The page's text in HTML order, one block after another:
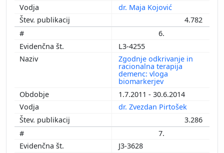
dr. Maja Kojović
4.782
6.
L3-4255
Zgodnje odkrivanje in
racionalna terapija
demenc: vloga
biomarkerjev
1.7.2011 - 30.6.2014
dr. Zvezdan Pirtošek
3.286
7.
J3-3628